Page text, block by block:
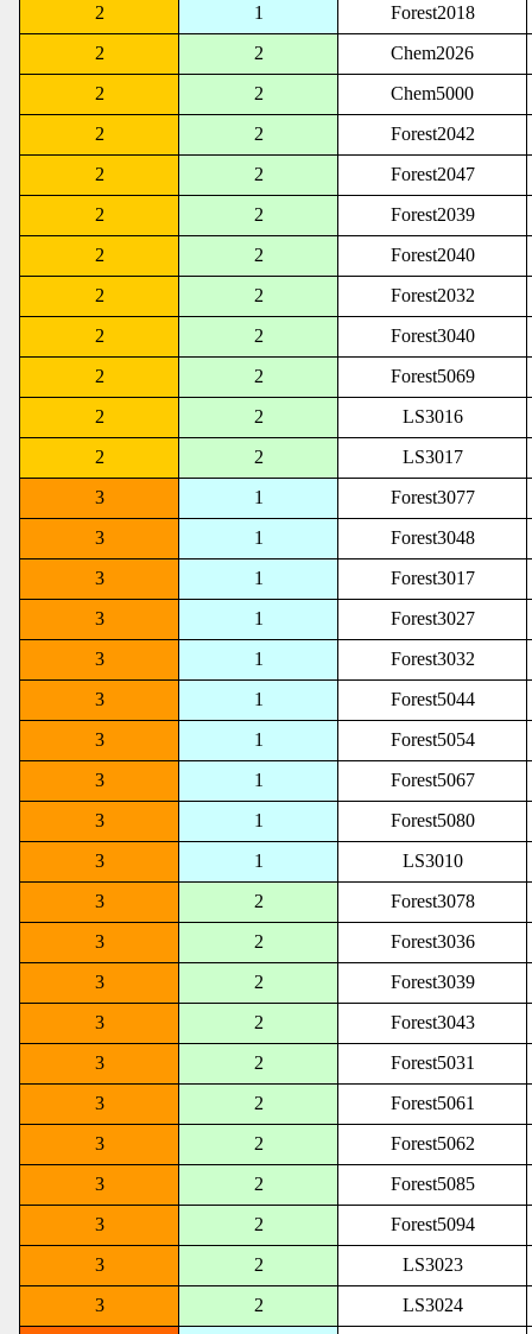
2
1
Forest2018
2
2
Chem2026
2
2
Chem5000
2
2
Forest2042
2
2
Forest2047
2
2
Forest2039
2
2
Forest2040
2
2
Forest2032
2
2
Forest3040
2
2
Forest5069
2
2
LS3016
2
2
LS3017
3
1
Forest3077
3
1
Forest3048
3
1
Forest3017
3
1
Forest3027
3
1
Forest3032
3
1
Forest5044
3
1
Forest5054
3
1
Forest5067
3
1
Forest5080
3
1
LS3010
3
2
Forest3078
3
2
Forest3036
3
2
Forest3039
3
2
Forest3043
3
2
Forest5031
3
2
Forest5061
3
2
Forest5062
3
2
Forest5085
3
2
Forest5094
3
2
LS3023
3
2
LS3024